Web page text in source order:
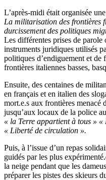
L’après-midi était organisée
La militarisation des frontières
durcissement des politiques
Les différentes prises de
instruments juridiques utilisés
politiques d’endiguement et
frontières italiennes basses,
Ensuite, des centaines de
en français et en italien des
mort.e.s aux frontières menacé
jusqu’aux locaux de la police
« la Terre appartient à tous » «
« Liberté de circulation ».
Puis, à l’issue d’un repas
guidés par les plus
la neige pendant que les
préparer les pistes des skieurs